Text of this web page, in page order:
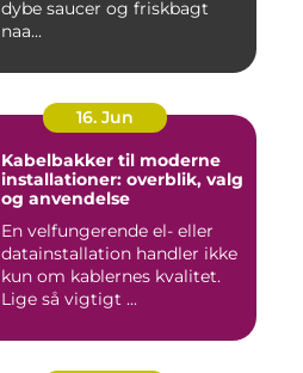
dybe saucer og friskbagt
naa...
16. Jun
Kabelbakker til moderne
installationer: overblik, valg
og anvendelse
En velfungerende el- eller
datainstallation handler ikke
kun om kablernes kvalitet.
Lige så vigtigt ...